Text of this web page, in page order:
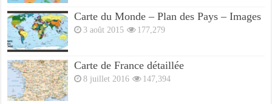
Carte du Monde – Plan des Pays – Images
3 août 2015 177,279
Carte de France détaillée
8 juillet 2016 147,394